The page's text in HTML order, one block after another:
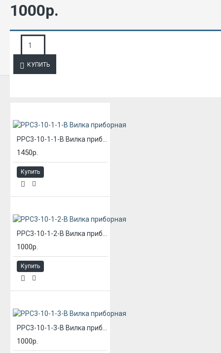
1000р.
КУПИТЬ
1450р.
Купить
1000р.
Купить
1000р.